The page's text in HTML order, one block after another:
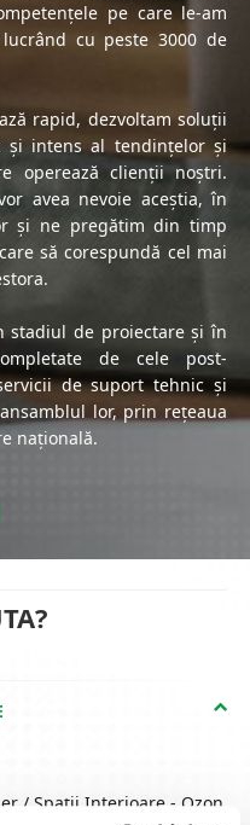
pe care le-am
cu peste 3000 de
rapid, dezvoltam soluții
și intens al tendințelor și
operează clienții noștri.
avea nevoie aceștia, în
și ne pregătim din timp
să corespundă cel mai
stadiul de proiectare și în
de cele post-
de suport tehnic și
lor, prin rețeaua
națională.
/ Spații Interioare - Ozon